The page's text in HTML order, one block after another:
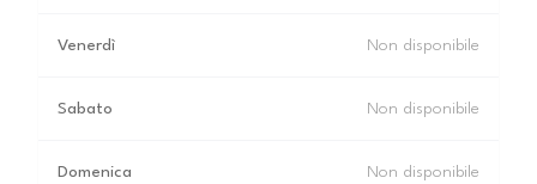
Venerdì Non disponibile
Sabato Non disponibile
Domenica Non disponibile